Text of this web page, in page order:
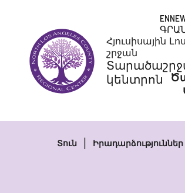
Հյուսիսային
շրջան
կենտրոն
Տուն Իրադարձություններ